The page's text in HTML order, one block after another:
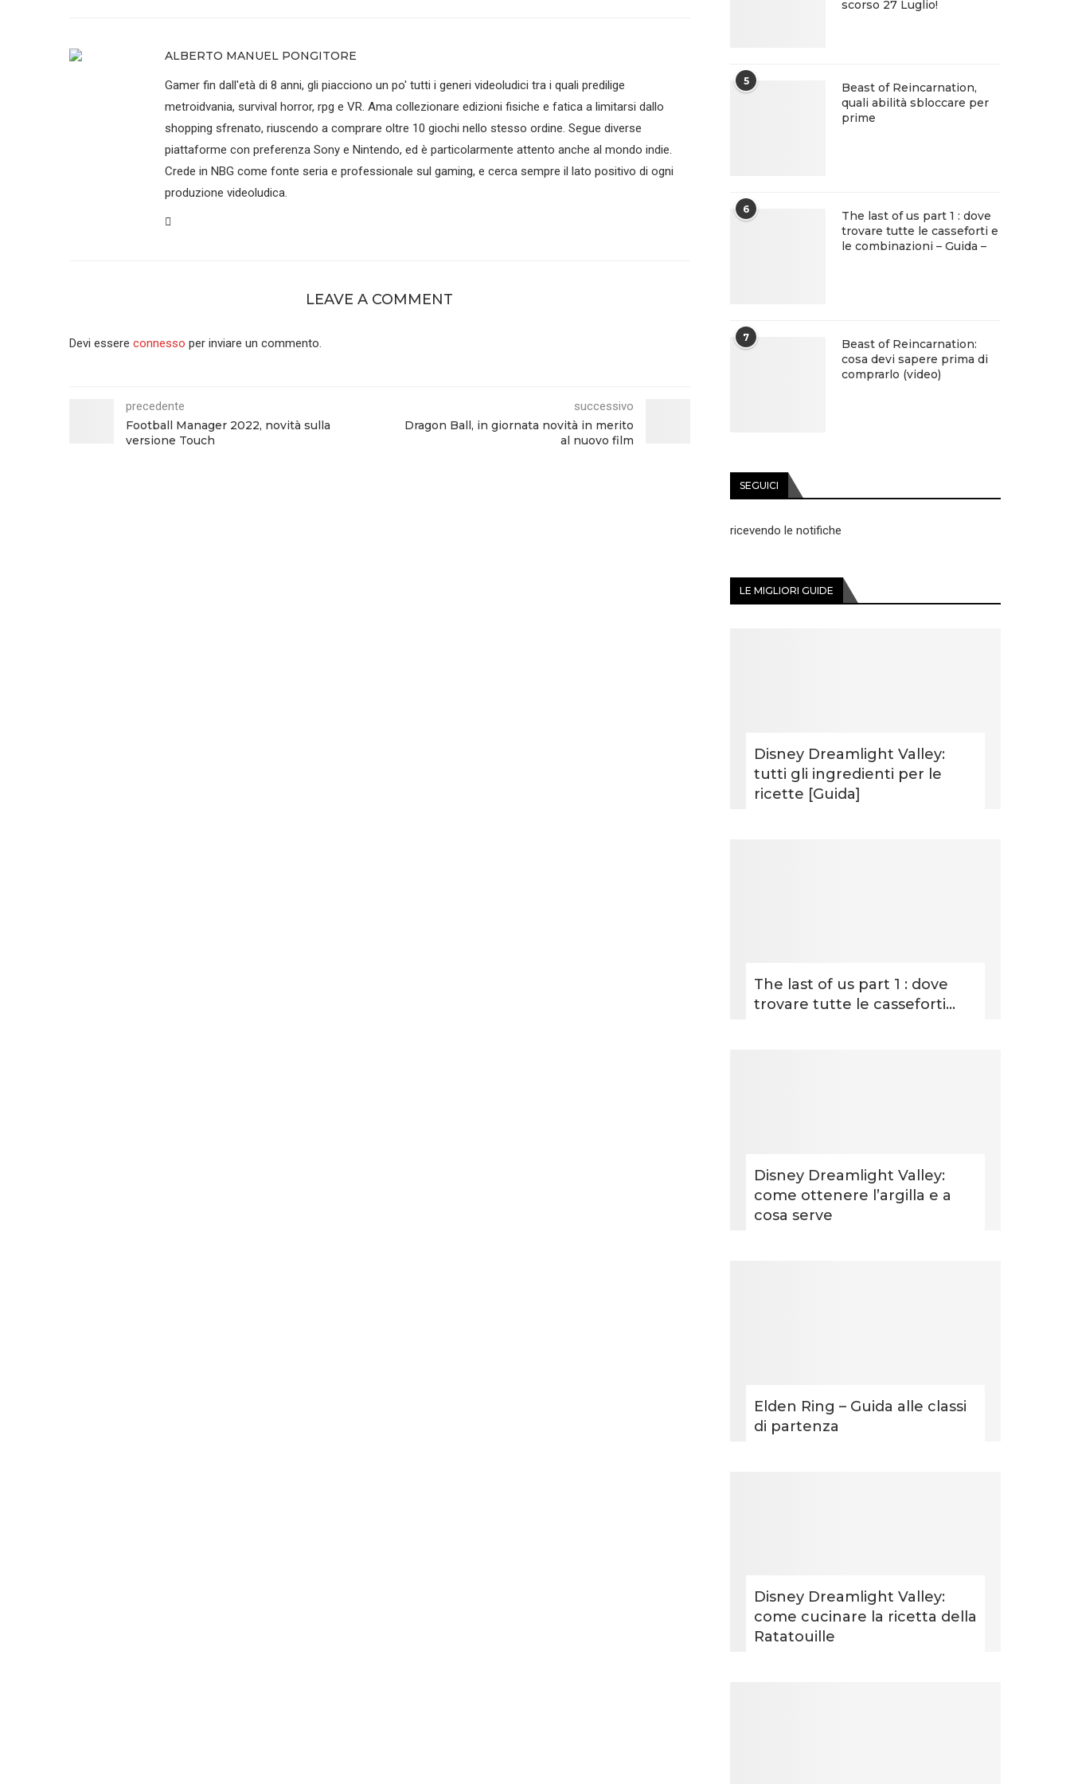
ALBERTO MANUEL PONGITORE
Gamer fin dall'età di 8 anni, gli piacciono un po' tutti i generi videoludici tra i quali predilige
metroidvania, survival horror, rpg e VR. Ama collezionare edizioni fisiche e fatica a limitarsi dallo
shopping sfrenato, riuscendo a comprare oltre 10 giochi nello stesso ordine. Segue diverse
piattaforme con preferenza Sony e Nintendo, ed è particolarmente attento anche al mondo indie.
Crede in NBG come fonte seria e professionale sul gaming, e cerca sempre il lato positivo di ogni
produzione videoludica.
LEAVE A COMMENT
Devi essere connesso per inviare un commento.
precedente
Football Manager 2022, novità sulla
versione Touch
successivo
Dragon Ball, in giornata novità in merito
al nuovo film
scorso 27 Luglio!
5
Beast of Reincarnation,
quali abilità sbloccare per
prime
6
The last of us part 1 : dove
trovare tutte le casseforti e
le combinazioni – Guida –
7
Beast of Reincarnation:
cosa devi sapere prima di
comprarlo (video)
SEGUICI
ricevendo le notifiche
LE MIGLIORI GUIDE
Disney Dreamlight Valley:
tutti gli ingredienti per le
ricette [Guida]
The last of us part 1 : dove
trovare tutte le casseforti...
Disney Dreamlight Valley:
come ottenere l’argilla e a
cosa serve
Elden Ring – Guida alle classi
di partenza
Disney Dreamlight Valley:
come cucinare la ricetta della
Ratatouille